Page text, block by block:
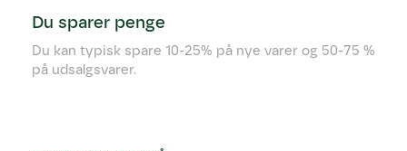
Du sparer penge
Du kan typisk spare 10-25% på nye varer og 50-75 %
på udsalgsvarer.